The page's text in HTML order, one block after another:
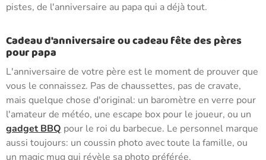
pistes, de l'anniversaire au papa qui a déjà tout.
Cadeau d'anniversaire ou cadeau fête des pères
pour papa
L'anniversaire de votre père est le moment de prouver que
vous le connaissez. Pas de chaussettes, pas de cravate,
mais quelque chose d'original: un baromètre en verre pour
l'amateur de météo, une escape box pour le joueur, ou un
gadget BBQ pour le roi du barbecue. Le personnel marque
aussi toujours: un coussin photo avec toute la famille, ou
un magic mug qui révèle sa photo préférée.